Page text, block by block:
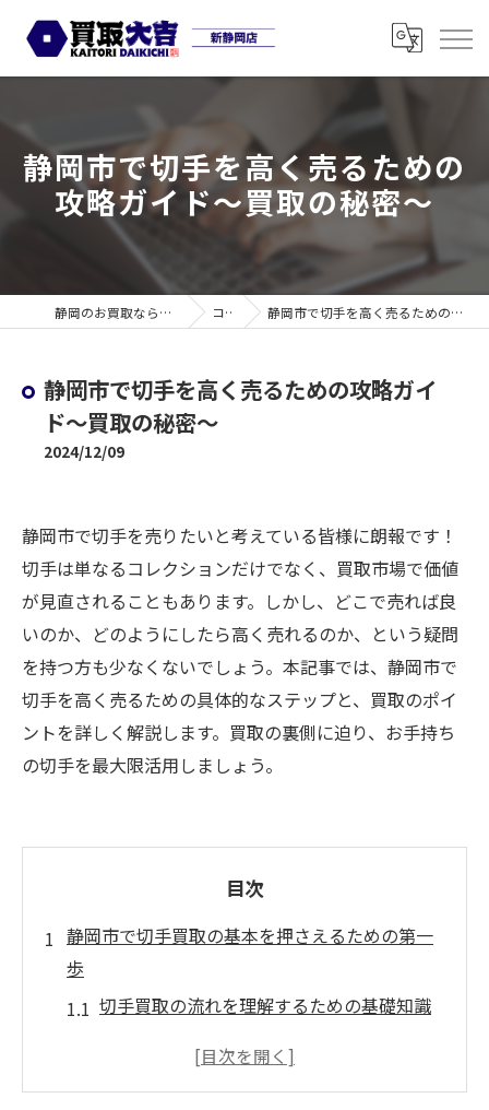
静岡市で切手を高く売るための
攻略ガイド〜買取の秘密〜
静岡のお買取なら買取大吉 新静岡店 コラム 静岡市で切手を高く売るための攻略ガイド〜買取の秘密〜
静岡市で切手を高く売るための攻略ガイ
ド〜買取の秘密〜
2024/12/09
静岡市で切手を売りたいと考えている皆様に朗報です！
切手は単なるコレクションだけでなく、買取市場で価値
が見直されることもあります。しかし、どこで売れば良
いのか、どのようにしたら高く売れるのか、という疑問
を持つ方も少なくないでしょう。本記事では、静岡市で
切手を高く売るための具体的なステップと、買取のポイ
ントを詳しく解説します。買取の裏側に迫り、お手持ち
の切手を最大限活用しましょう。
目次
静岡市で切手買取の基本を押さえるための第一
歩
切手買取の流れを理解するための基礎知識
静岡市で切手の価値を正確に把握する方法